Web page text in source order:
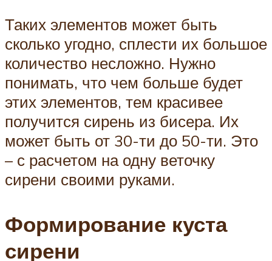
Таких элементов может быть
сколько угодно, сплести их большое
количество несложно. Нужно
понимать, что чем больше будет
этих элементов, тем красивее
получится сирень из бисера. Их
может быть от 30-ти до 50-ти. Это
– с расчетом на одну веточку
сирени своими руками.
Формирование куста
сирени